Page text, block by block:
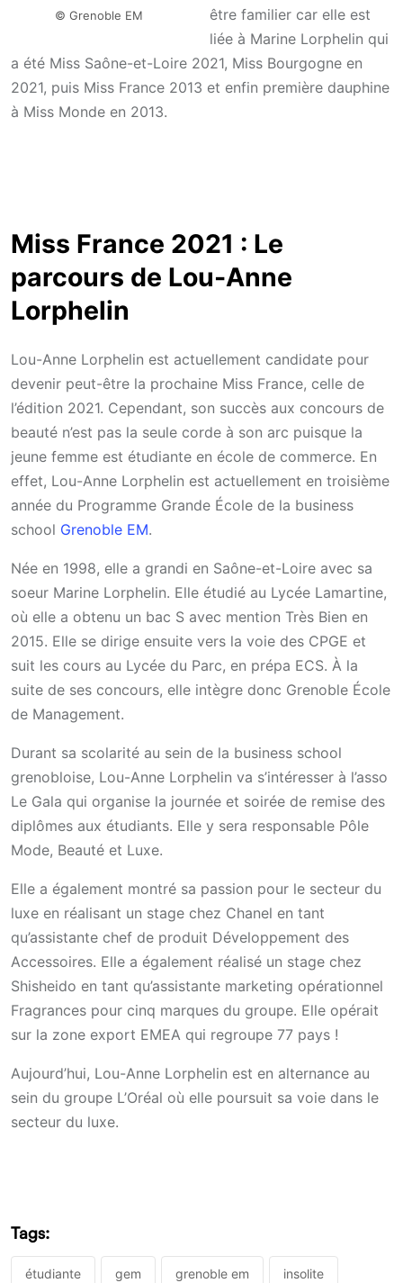
© Grenoble EM
être familier car elle est
liée à Marine Lorphelin qui
a été Miss Saône-et-Loire 2021, Miss Bourgogne en
2021, puis Miss France 2013 et enfin première dauphine
à Miss Monde en 2013.
Miss France 2021 : Le
parcours de Lou-Anne
Lorphelin
Lou-Anne Lorphelin est actuellement candidate pour
devenir peut-être la prochaine Miss France, celle de
l’édition 2021. Cependant, son succès aux concours de
beauté n’est pas la seule corde à son arc puisque la
jeune femme est étudiante en école de commerce. En
effet, Lou-Anne Lorphelin est actuellement en troisième
année du Programme Grande École de la business
school Grenoble EM.
Née en 1998, elle a grandi en Saône-et-Loire avec sa
soeur Marine Lorphelin. Elle étudié au Lycée Lamartine,
où elle a obtenu un bac S avec mention Très Bien en
2015. Elle se dirige ensuite vers la voie des CPGE et
suit les cours au Lycée du Parc, en prépa ECS. À la
suite de ses concours, elle intègre donc Grenoble École
de Management.
Durant sa scolarité au sein de la business school
grenobloise, Lou-Anne Lorphelin va s’intéresser à l’asso
Le Gala qui organise la journée et soirée de remise des
diplômes aux étudiants. Elle y sera responsable Pôle
Mode, Beauté et Luxe.
Elle a également montré sa passion pour le secteur du
luxe en réalisant un stage chez Chanel en tant
qu’assistante chef de produit Développement des
Accessoires. Elle a également réalisé un stage chez
Shisheido en tant qu’assistante marketing opérationnel
Fragrances pour cinq marques du groupe. Elle opérait
sur la zone export EMEA qui regroupe 77 pays !
Aujourd’hui, Lou-Anne Lorphelin est en alternance au
sein du groupe L’Oréal où elle poursuit sa voie dans le
secteur du luxe.
Tags:
étudiante gem grenoble em insolite